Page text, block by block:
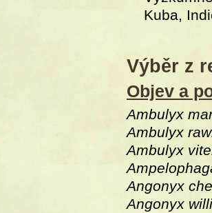
Kuba,
Výběr z
Objev a
Ambulyx
Ambulyx
Ambulyx
Angonyx
Angonyx